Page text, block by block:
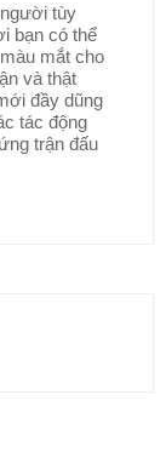
tùy
bạn có thể
mắt cho
và thật
đầy dũng
tác động
trận đấu